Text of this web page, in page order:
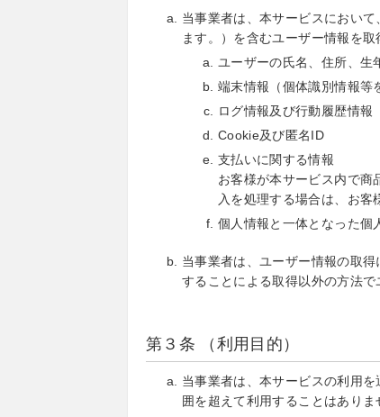
当事業者は、本サービスにおい
ます。）を含むユーザー情報を
ユーザーの氏名、住所、生
端末情報（個体識別情報等
ログ情報及び行動履歴情報
Cookie及び匿名ID
支払いに関する情報
お客様が本サービス内で商
入を処理する場合は、お客
個人情報と一体となった個
当事業者は、ユーザー情報の取
することによる取得以外の方法
第３条 （利用目的）
当事業者は、本サービスの利用
囲を超えて利用することはありま